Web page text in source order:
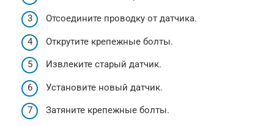
Отсоедините проводку от датчика.
Открутите крепежные болты.
Извлеките старый датчик.
Установите новый датчик.
Затяните крепежные болты.